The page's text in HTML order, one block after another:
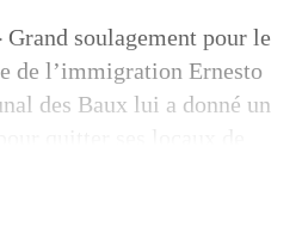
Grand soulagement pour le
de l’immigration Ernesto
des Baux lui a donné un